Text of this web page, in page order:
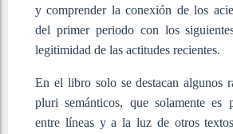
y comprender la conexión de los
del primer periodo con los
legitimidad de las actitudes recientes.
En el libro solo se destacan algunos
pluri semánticos, que solamente es
entre líneas y a la luz de otros